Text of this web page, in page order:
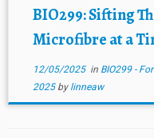
BIO299: Sifting
Microfibre at a
12/05/2025in BIO299 -
2025 by linneaw